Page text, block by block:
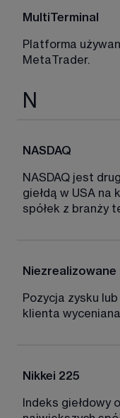
MultiTerminal
Platforma
MetaTrader.
N
NASDAQ
NASDAQ jest
giełdą w USA
spółek z branży
Pozycja zysku
klienta
Nikkei 225
Indeks giełdowy